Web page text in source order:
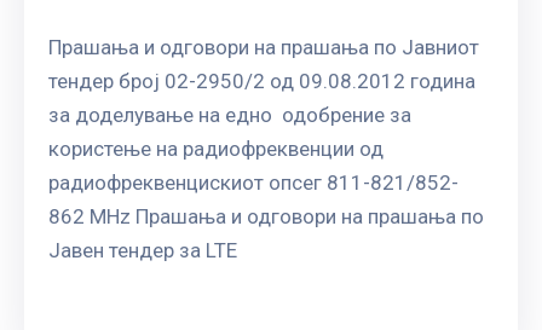
Прашања и одговори на прашања по Јавниот
тендер број 02-2950/2 од 09.08.2012 година
за доделување на едно одобрение за
користење на радиофреквенции од
радиофреквенцискиот опсег 811-821/852-
862 MHz Прашања и одговори на прашања по
Јавен тендер за LTE